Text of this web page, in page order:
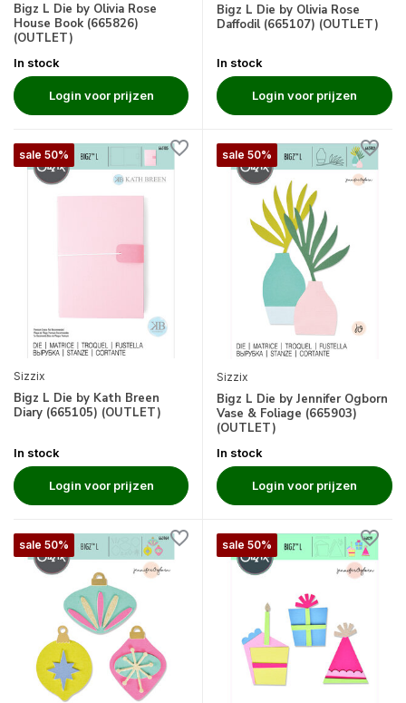
Bigz L Die by Olivia Rose
House Book (665826)
(OUTLET)
In stock
Login voor prijzen
Bigz L Die by Olivia Rose
Daffodil (665107) (OUTLET)
In stock
Login voor prijzen
sale 50%
Sizzix
Bigz L Die by Kath Breen
Diary (665105) (OUTLET)
In stock
Login voor prijzen
sale 50%
Sizzix
Bigz L Die by Jennifer Ogborn
Vase & Foliage (665903)
(OUTLET)
In stock
Login voor prijzen
sale 50% sale 50%